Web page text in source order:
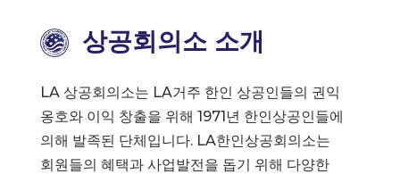
상공회의소 소개
LA 상공회의소는 LA거주 한인 상공인들의 권익
옹호와 이익 창출을 위해 1971년 한인상공인들에
의해 발족된 단체입니다. LA한인상공회의소는
회원들의 혜택과 사업발전을 돕기 위해 다양한